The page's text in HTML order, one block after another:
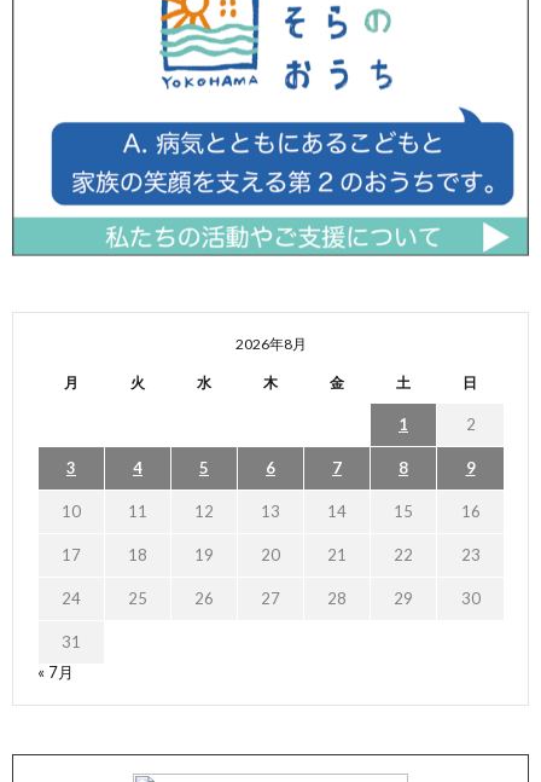
2026年8月
月 火 水 木 金 土 日
1 2
3 4 5 6 7 8 9
10 11 12 13 14 15 16
17 18 19 20 21 22 23
24 25 26 27 28 29 30
31
« 7月